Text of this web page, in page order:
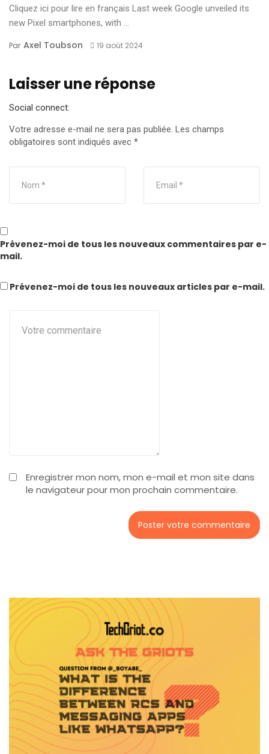
Cliquez ici pour lire en français Last week Google unveiled its
new Pixel smartphones, with ...
Par Axel Toubson 19 août 2024
Laisser une réponse
Social connect:
Votre adresse e-mail ne sera pas publiée. Les champs
obligatoires sont indiqués avec *
Enregistrer mon nom, mon e-mail et mon site dans
le navigateur pour mon prochain commentaire.
Prévenez-moi de tous les nouveaux commentaires par e-
mail.
Prévenez-moi de tous les nouveaux articles par e-mail.